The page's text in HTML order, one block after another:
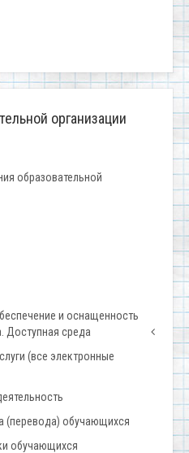
организации
образовательной
и оснащенность
Доступная среда
(все электронные
(перевода) обучающихся
обучающихся